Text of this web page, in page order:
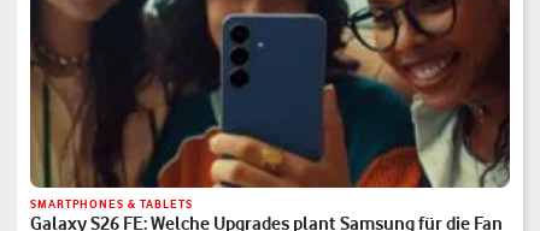
SMARTPHONES & TABLETS
Galaxy S26 FE: Welche Upgrades plant Samsung für die Fan